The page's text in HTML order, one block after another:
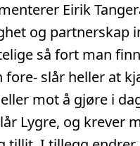
Eirik
og partnerskap
så fort man
fore- slår heller at
mot å gjøre i
Lygre, og krever